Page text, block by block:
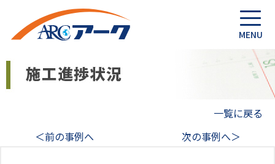
一覧に戻る
＜前の事例へ
次の事例へ＞